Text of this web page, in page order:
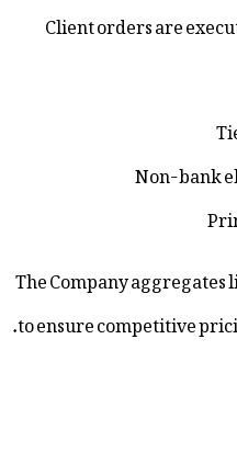
Client
The
to ensure